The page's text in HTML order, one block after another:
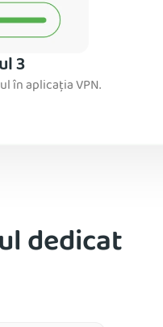
3
în aplicația VPN.
dedicat